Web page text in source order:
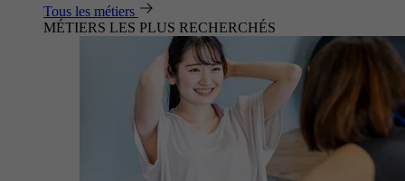
Tous les métiers
MÉTIERS LES PLUS RECHERCHÉS